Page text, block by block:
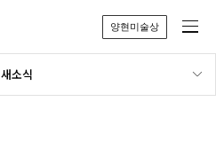
양현미술상
새소식